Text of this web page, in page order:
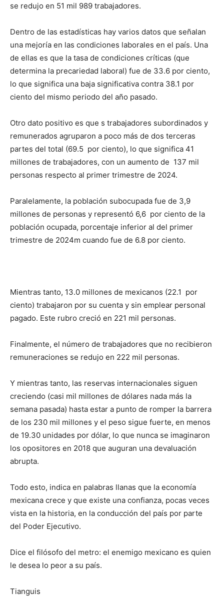
se redujo en 51 mil 989 trabajadores.
Dentro de las estadísticas hay varios datos que señalan
una mejoría en las condiciones laborales en el país. Una
de ellas es que la tasa de condiciones críticas (que
determina la precariedad laboral) fue de 33.6 por ciento,
lo que significa una baja significativa contra 38.1 por
ciento del mismo periodo del año pasado.
Otro dato positivo es que s trabajadores subordinados y
remunerados agruparon a poco más de dos terceras
partes del total (69.5 por ciento), lo que significa 41
millones de trabajadores, con un aumento de 137 mil
personas respecto al primer trimestre de 2024.
Paralelamente, la población subocupada fue de 3,9
millones de personas y representó 6,6 por ciento de la
población ocupada, porcentaje inferior al del primer
trimestre de 2024m cuando fue de 6.8 por ciento.
Mientras tanto, 13.0 millones de mexicanos (22.1 por
ciento) trabajaron por su cuenta y sin emplear personal
pagado. Este rubro creció en 221 mil personas.
Finalmente, el número de trabajadores que no recibieron
remuneraciones se redujo en 222 mil personas.
Y mientras tanto, las reservas internacionales siguen
creciendo (casi mil millones de dólares nada más la
semana pasada) hasta estar a punto de romper la barrera
de los 230 mil millones y el peso sigue fuerte, en menos
de 19.30 unidades por dólar, lo que nunca se imaginaron
los opositores en 2018 que auguran una devaluación
abrupta.
Todo esto, indica en palabras llanas que la economía
mexicana crece y que existe una confianza, pocas veces
vista en la historia, en la conducción del país por parte
del Poder Ejecutivo.
Dice el filósofo del metro: el enemigo mexicano es quien
le desea lo peor a su país.
Tianguis